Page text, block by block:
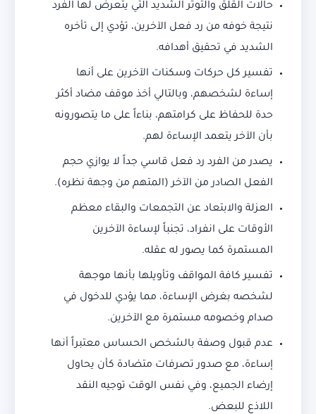
حالات القلق والتوتر الشديد التي يتعرض لها الفرد
نتيجة خوفه من رد فعل الآخرين، تؤدي إلى تأخره
الشديد في تحقيق أهدافه.
تفسير كل حركات وسكنات الآخرين على أنها
إساءة لشخصهم، وبالتالي أخذ موقف مضاد أكثر
حدة للحفاظ على كرامتهم، بناءاً على ما يتصورونه
بأن الآخر يتعمد الإساءة لهم.
يصدر من الفرد رد فعل قاسي جداً لا يوازي حجم
الفعل الصادر من الآخر (المتهم من وجهة نظره).
العزلة والابتعاد عن التجمعات والبقاء معظم
الأوقات على انفراد، تجنباً لإساءة الآخرين
المستمرة كما يصور له عقله.
تفسير كافة المواقف وتأويلها بأنها موجهة
لشخصه بغرض الإساءة، مما يؤدي للدخول في
صدام وخصومه مستمرة مع الآخرين.
عدم قبول وصفة بالشخص الحساس معتبراً أنها
إساءة، مع صدور تصرفات متضادة كأن يحاول
إرضاء الجميع، وفي نفس الوقت توجيه النقد
اللاذع للبعض.